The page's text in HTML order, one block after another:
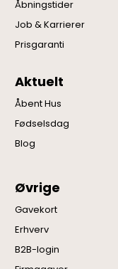
Åbningstider
Job & Karrierer
Prisgaranti
Aktuelt
Åbent Hus
Fødselsdag
Blog
Øvrige
Gavekort
Erhverv
B2B-login